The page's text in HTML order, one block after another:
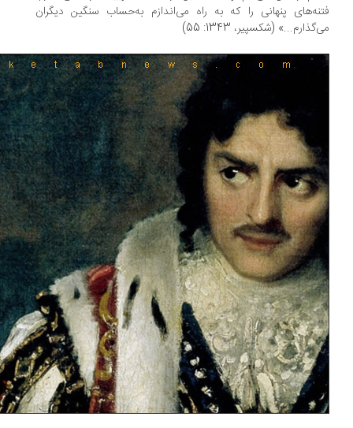
پنهانی را که به راه می‌اندازم به‌حساب سنگین دیگران
(شکسپیر، 1343: 55)